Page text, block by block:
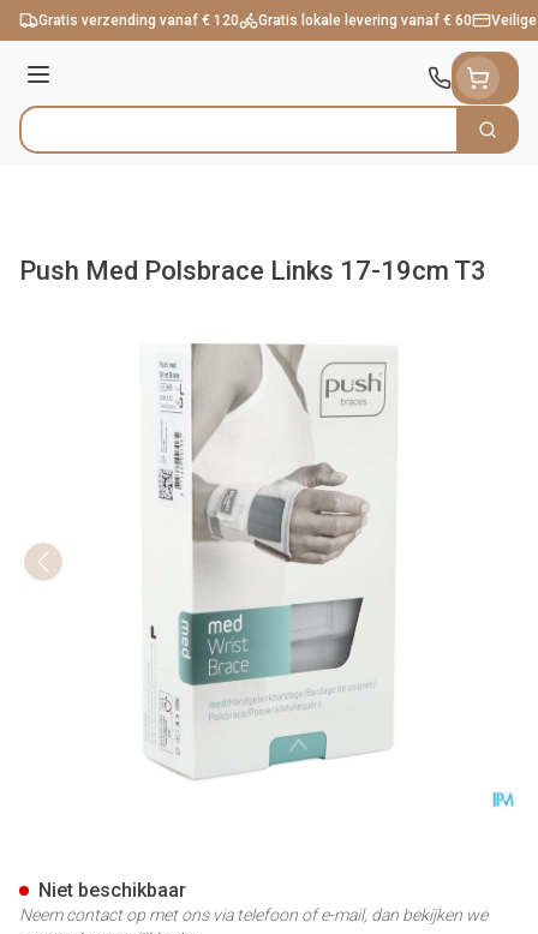
Ga naar de inhoud
Gratis verzending vanaf € 120 Gratis lokale levering vanaf € 60
Menu
Product, merk, categorie... Zoek
Push Med Polsbrace Links 17-19cm T3
Niet beschikbaar
Neem contact op met ons via telefoon of e-mail, dan bekijken we